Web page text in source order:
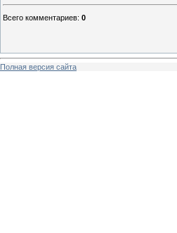
Всего комментариев: 0
Полная версия сайта